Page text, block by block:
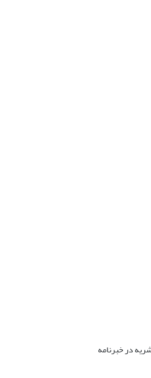
در خبرنامه